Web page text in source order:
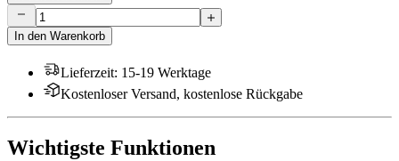
In den Warenkorb
Lieferzeit: 15-19 Werktage
Kostenloser Versand, kostenlose Rückgabe
Wichtigste Funktionen